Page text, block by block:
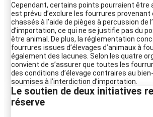
Cependant, certains points pourraient être
est prévu d’exclure les fourrures provenant
chassés à l’aide de pièges à percussion de
d’importation, ce qui ne se justifie pas du
être animal. De plus, la réglementation
fourrures issues d’élevages d’animaux à
également des lacunes. Selon les quatre
convient de s’assurer que toutes les
des conditions d’élevage contraires au
soumises à l’interdiction d’importation.
Le soutien de deux initiatives
réserve